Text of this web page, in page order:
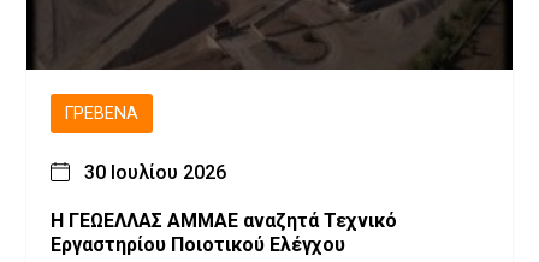
ΓΡΕΒΕΝΆ
30 Ιουλίου 2026
Η ΓΕΩΕΛΛΑΣ ΑΜΜΑΕ αναζητά Τεχνικό
Εργαστηρίου Ποιοτικού Ελέγχου